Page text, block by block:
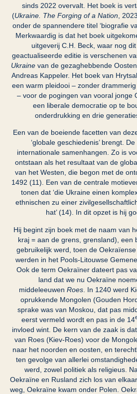
sinds 2022 overvalt. Het boek is
(Ukraine. The Forging of a Nation ,
onder de spannendere titel ‘biografie
Merkwaardig is dat het boek
uitgeverij C.H. Beck, waar nog
geactualiseerde editie is verschenen
Ukrainevan de gezaghebbende
Andreas Kappeler. Het boek van
een warm pleidooi – zonder
– voor de pogingen van vooral jonge
een liberale democratie op te
onderdrukking en drie
Een van de boeiende facetten van
‘globale geschiedenis’ brengt.
internationale samenhangen. Zo is
ontstaan als het resultaat van de
van het Westen, die begon met de
1492 (11). Een van de centrale
tonen dat ‘die Ukraine einen
ethnischen zu einer
hat’ (14). In dit opzet is hij
Hij begint zijn boek met de naam van
kraj = aan de grens, grensland), een
gebruikelijk werd, toen de
werden in het Pools-Litouwse
Ook de term Oekraïner dateert pas
land dat we nu Oekraïne
middeleeuwen Roes. In 1240 werd
oprukkende Mongolen (Gouden
sprake was van Moskou, dat pas
eerst vermeld wordt en pas in de 14
invloed wint. De kern van de zaak is
van Roes (Kiev-Roes) voor de
naar het noorden en oosten, en
ten gevolge van allerlei
werd, zowel politiek als religieus.
Oekraïne en Rusland zich los van
weg, Oekraïne kwam onder Polen.